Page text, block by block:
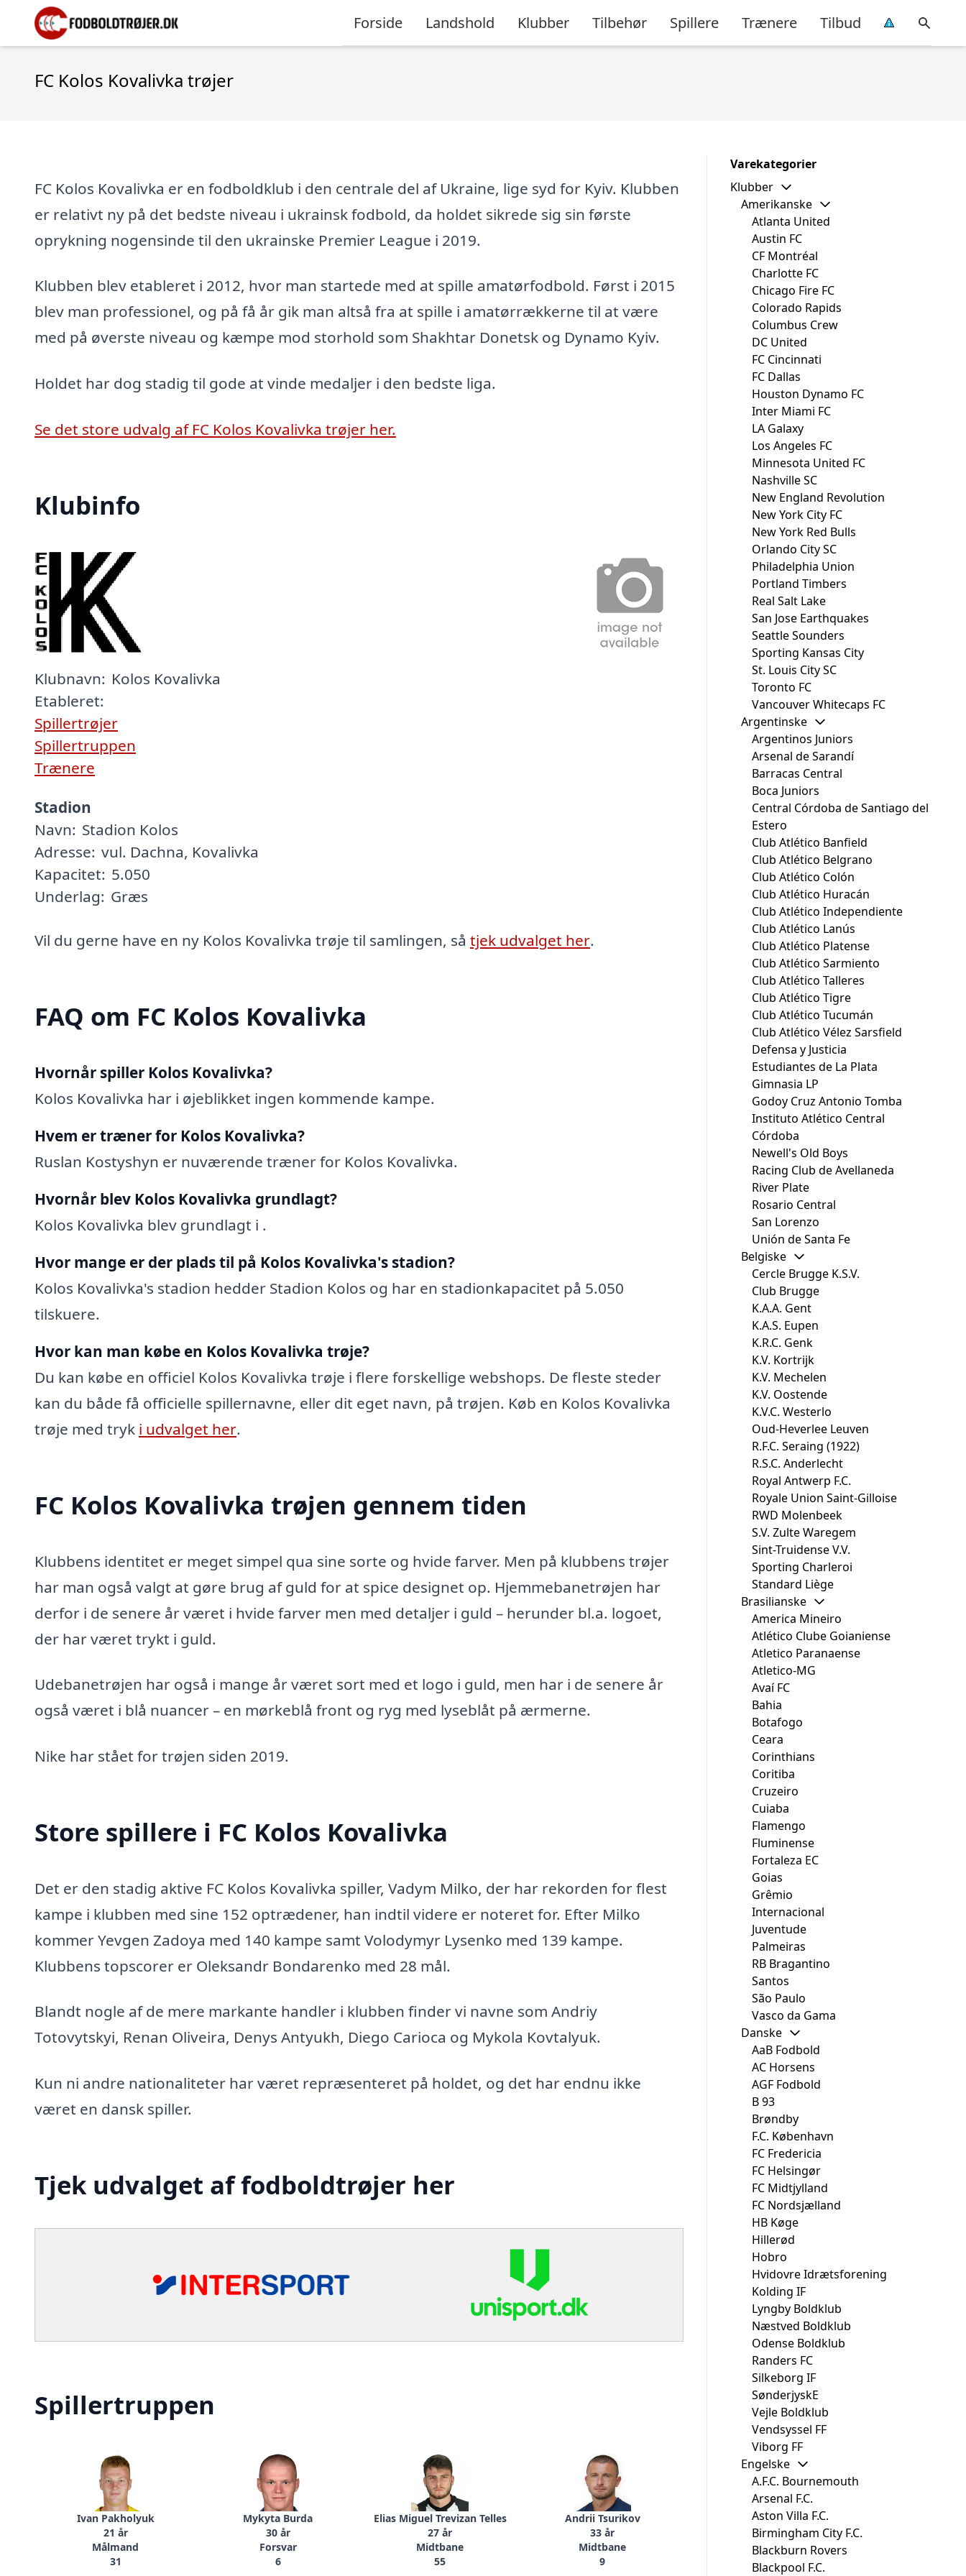
Forside Landshold Klubber Tilbehør Spillere Trænere Tilbud
FC Kolos Kovalivka trøjer
FC Kolos Kovalivka er en fodboldklub i den centrale del af Ukraine, lige syd for Kyiv. Klubben
er relativt ny på det bedste niveau i ukrainsk fodbold, da holdet sikrede sig sin første
oprykning nogensinde til den ukrainske Premier League i 2019.
Klubben blev etableret i 2012, hvor man startede med at spille amatørfodbold. Først i 2015
blev man professionel, og på få år gik man altså fra at spille i amatørrækkerne til at være
med på øverste niveau og kæmpe mod storhold som Shakhtar Donetsk og Dynamo Kyiv.
Holdet har dog stadig til gode at vinde medaljer i den bedste liga.
Se det store udvalg af FC Kolos Kovalivka trøjer her.
Klubinfo
Klubnavn: Kolos Kovalivka
Etableret:
Spillertrøjer
Spillertruppen
Trænere
Stadion
Navn: Stadion Kolos
Adresse: vul. Dachna, Kovalivka
Kapacitet: 5.050
Underlag: Græs
Vil du gerne have en ny Kolos Kovalivka trøje til samlingen, så tjek udvalget her.
FAQ om FC Kolos Kovalivka
Hvornår spiller Kolos Kovalivka?
Kolos Kovalivka har i øjeblikket ingen kommende kampe.
Hvem er træner for Kolos Kovalivka?
Ruslan Kostyshyn er nuværende træner for Kolos Kovalivka.
Hvornår blev Kolos Kovalivka grundlagt?
Kolos Kovalivka blev grundlagt i .
Hvor mange er der plads til på Kolos Kovalivka's stadion?
Kolos Kovalivka's stadion hedder Stadion Kolos og har en stadionkapacitet på 5.050
tilskuere.
Hvor kan man købe en Kolos Kovalivka trøje?
Du kan købe en officiel Kolos Kovalivka trøje i flere forskellige webshops. De fleste steder
kan du både få officielle spillernavne, eller dit eget navn, på trøjen. Køb en Kolos Kovalivka
trøje med tryk i udvalget her.
FC Kolos Kovalivka trøjen gennem tiden
Klubbens identitet er meget simpel qua sine sorte og hvide farver. Men på klubbens trøjer
har man også valgt at gøre brug af guld for at spice designet op. Hjemmebanetrøjen har
derfor i de senere år været i hvide farver men med detaljer i guld – herunder bl.a. logoet,
der har været trykt i guld.
Udebanetrøjen har også i mange år været sort med et logo i guld, men har i de senere år
også været i blå nuancer – en mørkeblå front og ryg med lyseblåt på ærmerne.
Nike har stået for trøjen siden 2019.
Store spillere i FC Kolos Kovalivka
Det er den stadig aktive FC Kolos Kovalivka spiller, Vadym Milko, der har rekorden for flest
kampe i klubben med sine 152 optrædener, han indtil videre er noteret for. Efter Milko
kommer Yevgen Zadoya med 140 kampe samt Volodymyr Lysenko med 139 kampe.
Klubbens topscorer er Oleksandr Bondarenko med 28 mål.
Blandt nogle af de mere markante handler i klubben finder vi navne som Andriy
Totovytskyi, Renan Oliveira, Denys Antyukh, Diego Carioca og Mykola Kovtalyuk.
Kun ni andre nationaliteter har været repræsenteret på holdet, og det har endnu ikke
været en dansk spiller.
Tjek udvalget af fodboldtrøjer her
Spillertruppen
Ivan Pakholyuk
21 år
Målmand
31
Mykyta Burda
30 år
Forsvar
6
Elias Miguel Trevizan Telles
27 år
Midtbane
55
Andrii Tsurikov
33 år
Midtbane
9
Varekategorier
Klubber
Amerikanske
Atlanta United
Austin FC
CF Montréal
Charlotte FC
Chicago Fire FC
Colorado Rapids
Columbus Crew
DC United
FC Cincinnati
FC Dallas
Houston Dynamo FC
Inter Miami FC
LA Galaxy
Los Angeles FC
Minnesota United FC
Nashville SC
New England Revolution
New York City FC
New York Red Bulls
Orlando City SC
Philadelphia Union
Portland Timbers
Real Salt Lake
San Jose Earthquakes
Seattle Sounders
Sporting Kansas City
St. Louis City SC
Toronto FC
Vancouver Whitecaps FC
Argentinske
Argentinos Juniors
Arsenal de Sarandí
Barracas Central
Boca Juniors
Central Córdoba de Santiago del
Estero
Club Atlético Banfield
Club Atlético Belgrano
Club Atlético Colón
Club Atlético Huracán
Club Atlético Independiente
Club Atlético Lanús
Club Atlético Platense
Club Atlético Sarmiento
Club Atlético Talleres
Club Atlético Tigre
Club Atlético Tucumán
Club Atlético Vélez Sarsfield
Defensa y Justicia
Estudiantes de La Plata
Gimnasia LP
Godoy Cruz Antonio Tomba
Instituto Atlético Central
Córdoba
Newell's Old Boys
Racing Club de Avellaneda
River Plate
Rosario Central
San Lorenzo
Unión de Santa Fe
Belgiske
Cercle Brugge K.S.V.
Club Brugge
K.A.A. Gent
K.A.S. Eupen
K.R.C. Genk
K.V. Kortrijk
K.V. Mechelen
K.V. Oostende
K.V.C. Westerlo
Oud-Heverlee Leuven
R.F.C. Seraing (1922)
R.S.C. Anderlecht
Royal Antwerp F.C.
Royale Union Saint-Gilloise
RWD Molenbeek
S.V. Zulte Waregem
Sint-Truidense V.V.
Sporting Charleroi
Standard Liège
Brasilianske
America Mineiro
Atlético Clube Goianiense
Atletico Paranaense
Atletico-MG
Avaí FC
Bahia
Botafogo
Ceara
Corinthians
Coritiba
Cruzeiro
Cuiaba
Flamengo
Fluminense
Fortaleza EC
Goias
Grêmio
Internacional
Juventude
Palmeiras
RB Bragantino
Santos
São Paulo
Vasco da Gama
Danske
AaB Fodbold
AC Horsens
AGF Fodbold
B 93
Brøndby
F.C. København
FC Fredericia
FC Helsingør
FC Midtjylland
FC Nordsjælland
HB Køge
Hillerød
Hobro
Hvidovre Idrætsforening
Kolding IF
Lyngby Boldklub
Næstved Boldklub
Odense Boldklub
Randers FC
Silkeborg IF
SønderjyskE
Vejle Boldklub
Vendsyssel FF
Viborg FF
Engelske
A.F.C. Bournemouth
Arsenal F.C.
Aston Villa F.C.
Birmingham City F.C.
Blackburn Rovers
Blackpool F.C.